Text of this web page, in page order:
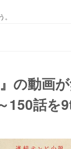
の動画
150話を